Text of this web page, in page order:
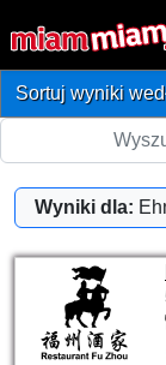
Wyniki dla: